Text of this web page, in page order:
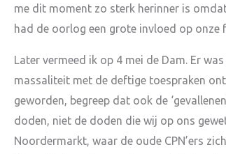
me dit moment zo sterk herinner is
had de oorlog een grote invloed op onze
Later vermeed ik op 4 mei de Dam. Er
massaliteit met de deftige toespraken
geworden, begreep dat ook de
doden, niet de doden die wij op ons
Noordermarkt, waar de oude CPN’ers